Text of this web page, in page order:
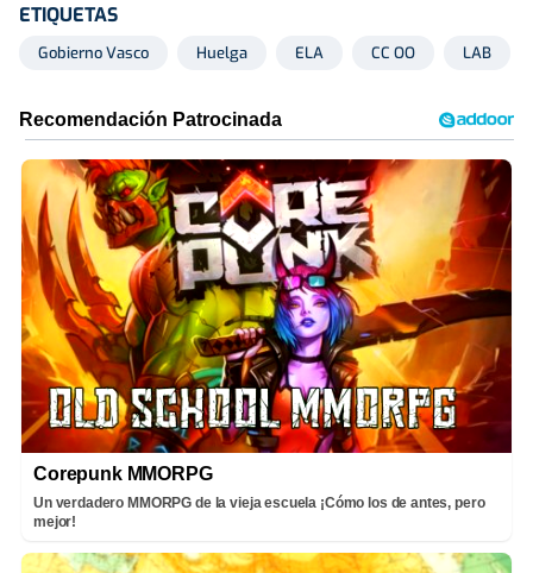
ETIQUETAS
Gobierno Vasco Huelga ELA CC OO LAB
Corepunk MMORPG
Un verdadero MMORPG de la vieja escuela ¡Cómo los de antes, pero
mejor!